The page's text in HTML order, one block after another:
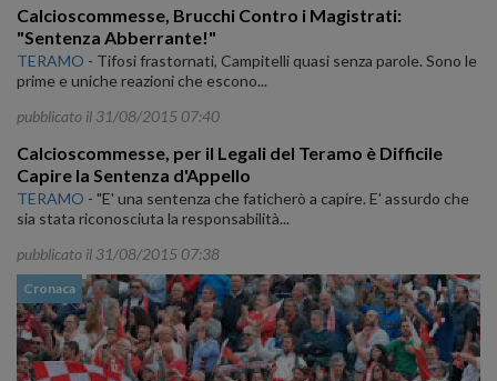
Calcioscommesse, Brucchi Contro i Magistrati:
"Sentenza Abberrante!"
TERAMO - Tifosi frastornati, Campitelli quasi senza parole. Sono le
prime e uniche reazioni che escono...
pubblicato il 31/08/2015 07:40
Calcioscommesse, per il Legali del Teramo è Difficile
Capire la Sentenza d'Appello
TERAMO - "E' una sentenza che faticherò a capire. E' assurdo che
sia stata riconosciuta la responsabilità...
pubblicato il 31/08/2015 07:38
Cronaca